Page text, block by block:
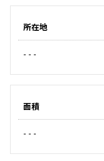
所在地
- - -
面積
- - -